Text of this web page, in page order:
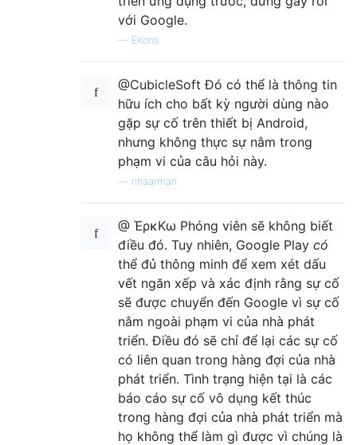
với Google.
— EKons
@CubicleSoft Đó có thể là thông tin
hữu ích cho bất kỳ người dùng nào
gặp sự cố trên thiết bị Android,
nhưng không thực sự nằm trong
phạm vi của câu hỏi này.
nhaarman
@ ΈρκΚω Phóng viên sẽ không biết
điều đó. Tuy nhiên, Google Play có
thể đủ thông minh để xem xét dấu
vết ngăn xếp và xác định rằng sự cố
sẽ được chuyển đến Google vì sự cố
nằm ngoài phạm vi của nhà phát
triển. Điều đó sẽ chỉ để lại các sự cố
có liên quan trong hàng đợi của nhà
phát triển. Tình trạng hiện tại là các
báo cáo sự cố vô dụng kết thúc
trong hàng đợi của nhà phát triển mà
họ không thể làm gì được vì chúng là